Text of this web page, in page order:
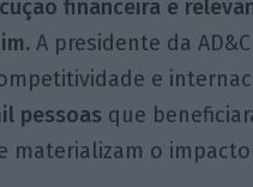
financeira é
A presidente da
e
pessoas que
materializam o